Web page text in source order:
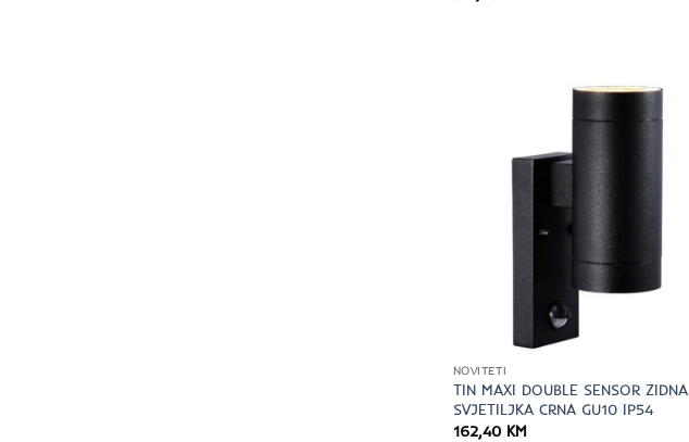
NOVITETI
TIN MAXI DOUBLE SENSOR ZIDNA
SVJETILJKA CRNA GU10 IP54
162,40 KM